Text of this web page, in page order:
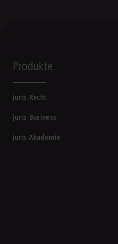
Produkte
juris Recht
juris Business
juris Akademie